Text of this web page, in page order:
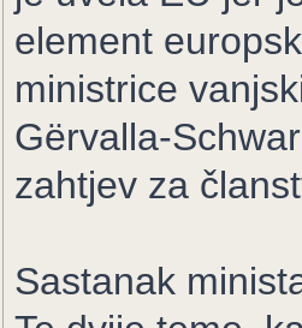
element
ministrice
Gërvalla-
zahtjev za
Sastanak